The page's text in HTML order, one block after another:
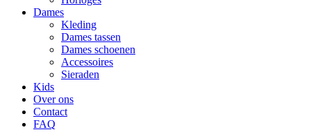
Dames
Kleding
Dames tassen
Dames schoenen
Accessoires
Sieraden
Kids
Over ons
Contact
FAQ